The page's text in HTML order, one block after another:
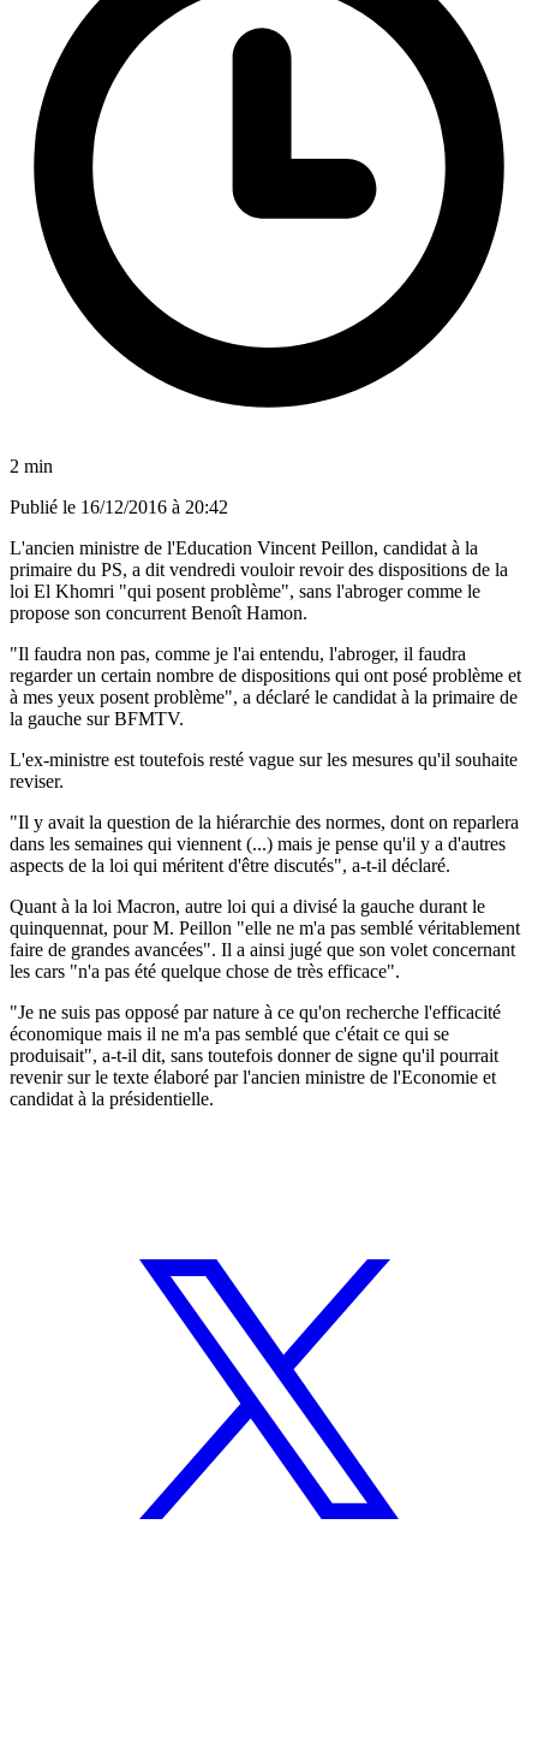
2 min
Publié le 16/12/2016 à 20:42
L'ancien ministre de l'Education Vincent Peillon, candidat à la
primaire du PS, a dit vendredi vouloir revoir des dispositions de la
loi El Khomri "qui posent problème", sans l'abroger comme le
propose son concurrent Benoît Hamon.
"Il faudra non pas, comme je l'ai entendu, l'abroger, il faudra
regarder un certain nombre de dispositions qui ont posé problème et
à mes yeux posent problème", a déclaré le candidat à la primaire de
la gauche sur BFMTV.
L'ex-ministre est toutefois resté vague sur les mesures qu'il souhaite
reviser.
"Il y avait la question de la hiérarchie des normes, dont on reparlera
dans les semaines qui viennent (...) mais je pense qu'il y a d'autres
aspects de la loi qui méritent d'être discutés", a-t-il déclaré.
Quant à la loi Macron, autre loi qui a divisé la gauche durant le
quinquennat, pour M. Peillon "elle ne m'a pas semblé véritablement
faire de grandes avancées". Il a ainsi jugé que son volet concernant
les cars "n'a pas été quelque chose de très efficace".
"Je ne suis pas opposé par nature à ce qu'on recherche l'efficacité
économique mais il ne m'a pas semblé que c'était ce qui se
produisait", a-t-il dit, sans toutefois donner de signe qu'il pourrait
revenir sur le texte élaboré par l'ancien ministre de l'Economie et
candidat à la présidentielle.